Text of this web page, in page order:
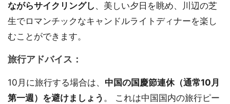
ながらサイクリングし 、美しい夕日を眺め、川辺の芝
生でロマンチックなキャンドルライトディナーを楽し
むことができます。
旅行アドバイス：
10月に旅行する場合は、 中国の国慶節連休（通常10月
第一週）を避けましょう 。 これは中国国内の旅行ピー